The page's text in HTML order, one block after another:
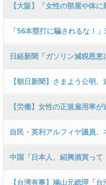
【大阪】「女性の部屋や体
能実習生の男を逮捕 ２０
「56本塁打に騙されるな！
点が随所に発覚」「30％近
日経新聞「ガソリン減税恩
果で不公平だー！」 ← 突っ
ｗ
【朝日新聞】さまよう公明
も課題
【労働】女性の正規雇用率
最高
自民・英利アルフィヤ議員
検討「事実無根の主張！名
る相乗効果がー！」
中国「日本人、紹興酒買っ
市場の拡大図る
【台湾有事】鳩山元総理「